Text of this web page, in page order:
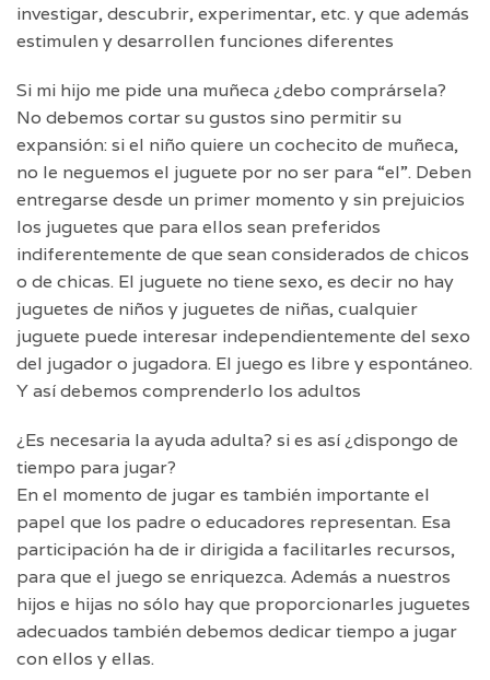
investigar, descubrir, experimentar, etc. y que además
estimulen y desarrollen funciones diferentes
Si mi hijo me pide una muñeca ¿debo comprársela?
No debemos cortar su gustos sino permitir su
expansión: si el niño quiere un cochecito de muñeca,
no le neguemos el juguete por no ser para “el”. Deben
entregarse desde un primer momento y sin prejuicios
los juguetes que para ellos sean preferidos
indiferentemente de que sean considerados de chicos
o de chicas. El juguete no tiene sexo, es decir no hay
juguetes de niños y juguetes de niñas, cualquier
juguete puede interesar independientemente del sexo
del jugador o jugadora. El juego es libre y espontáneo.
Y así debemos comprenderlo los adultos
¿Es necesaria la ayuda adulta? si es así ¿dispongo de
tiempo para jugar?
En el momento de jugar es también importante el
papel que los padre o educadores representan. Esa
participación ha de ir dirigida a facilitarles recursos,
para que el juego se enriquezca. Además a nuestros
hijos e hijas no sólo hay que proporcionarles juguetes
adecuados también debemos dedicar tiempo a jugar
con ellos y ellas.